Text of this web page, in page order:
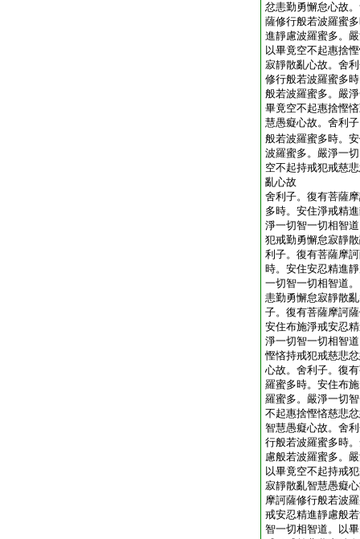
忿恚勤勇懈怠心故
薩修行般若波羅蜜
進靜慮波羅蜜多。
以畢竟空不起惠捨
寂靜散亂心故。舍
修行般若波羅蜜多
般若波羅蜜多。嚴
畢竟空不起惠捨慳
慧愚癡心故。舍利
般若波羅蜜多時。
波羅蜜多。嚴淨一
空不起持戒犯戒慈
亂心故
舍利子。復有菩薩
多時。安住淨戒精
淨一切智一切相智
犯戒勤勇懈怠寂靜
利子。復有菩薩摩
時。安住安忍精進
一切智一切相智道
恚勤勇懈怠寂靜散
子。復有菩薩摩訶
安住布施淨戒安忍
淨一切智一切相智
慳悋持戒犯戒慈悲
心故。舍利子。復
羅蜜多時。安住布
羅蜜多。嚴淨一切
不起惠捨慳悋慈悲
智慧愚癡心故。舍
行般若波羅蜜多時
慮般若波羅蜜多。
以畢竟空不起持戒
寂靜散亂智慧愚癡
摩訶薩修行般若波
戒安忍精進靜慮般
智一切相智道。以